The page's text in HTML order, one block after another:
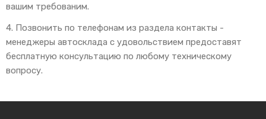
вашим требованим.
4. Позвонить по телефонам из раздела контакты -
менеджеры автосклада с удовольствием предоставят
бесплатную консультацию по любому техническому
вопросу.